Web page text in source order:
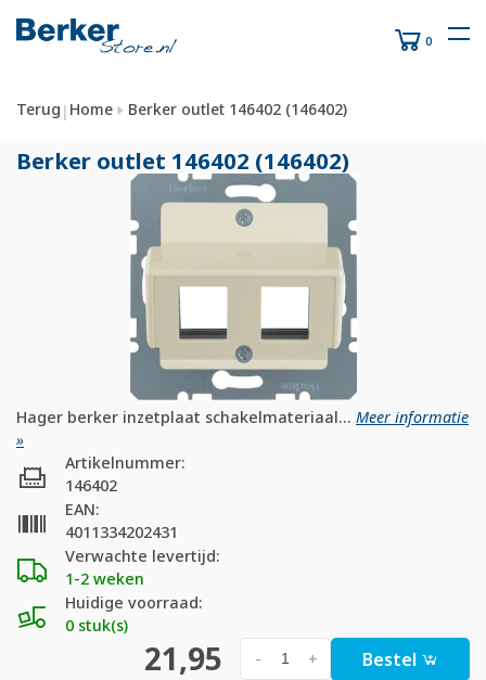
0
Terug | Home Berker outlet 146402 (146402)
Berker outlet 146402 (146402)
Hager berker inzetplaat schakelmateriaal... Meer informatie
»
Verwachte levertijd:
1-2 weken
Huidige voorraad:
0 stuk(s)
Artikelnummer:
146402
EAN:
4011334202431
21,95 +
- Bestel